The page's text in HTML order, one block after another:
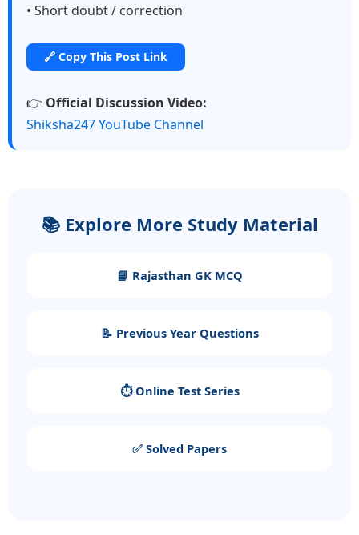
• Short doubt / correction
🔗 Copy This Post Link
👉 Official Discussion Video:
Shiksha247 YouTube Channel
📚 Explore More Study Material
📘 Rajasthan GK MCQ
📝 Previous Year Questions
⏱️ Online Test Series
✅ Solved Papers